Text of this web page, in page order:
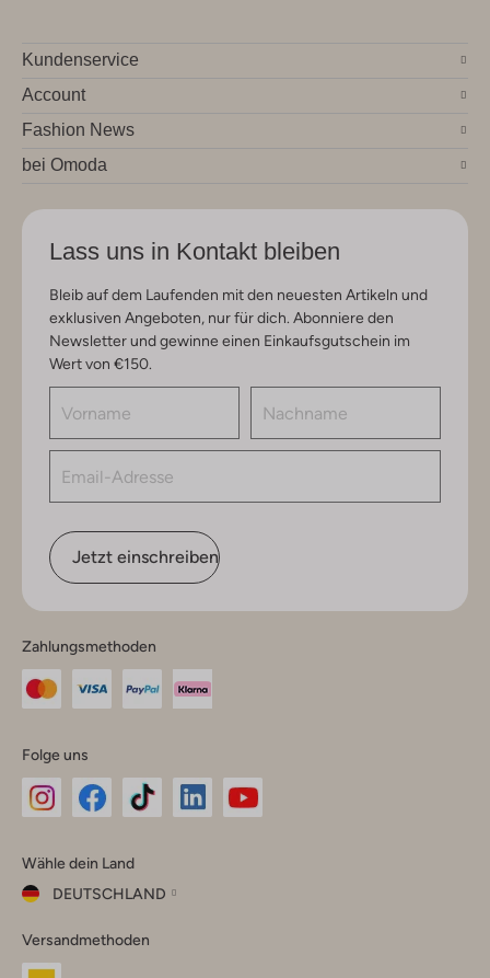
Kundenservice
Account
Fashion News
bei Omoda
Lass uns in Kontakt bleiben
Bleib auf dem Laufenden mit den neuesten Artikeln und
exklusiven Angeboten, nur für dich. Abonniere den
Newsletter und gewinne einen Einkaufsgutschein im
Wert von €150.
Jetzt einschreiben
Zahlungsmethoden
Folge uns
Instagram
Facebook
TikTok
Wähle dein Land
DEUTSCHLAND
dein
Land
Versandmethoden